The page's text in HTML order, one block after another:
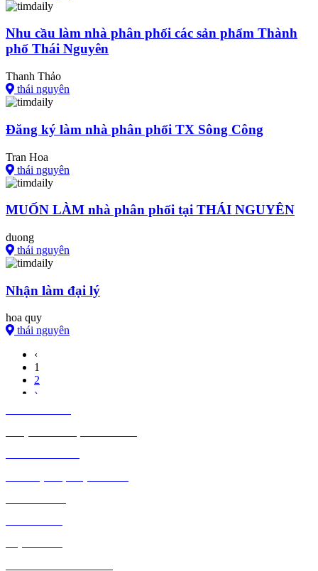
Nhu cầu làm nhà phân phối các sản phẩm Thành
phố Thái Nguyên
Thanh Thảo
thái nguyên
Đăng ký làm nhà phân phối TX Sông Công
Tran Hoa
thái nguyên
MUỐN LÀM nhà phân phối tại THÁI NGUYÊN
duong
thái nguyên
Nhận làm đại lý
hoa quy
thái nguyên
‹
1
2
›